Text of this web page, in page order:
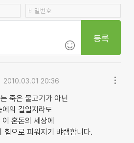
등록
2010.03.01 20:36
죽은 물고기가 아닌
의 길일지라도
혼돈의 세상에
힘으로 피워지기 뱌램합니다.